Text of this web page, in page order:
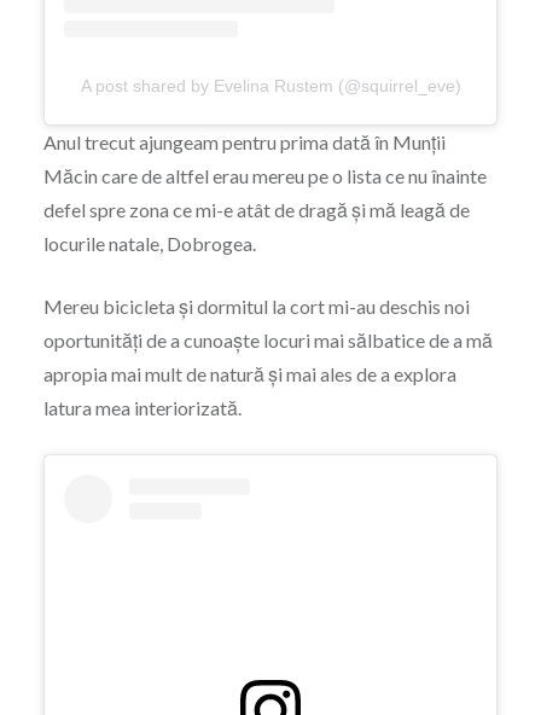
A post shared by Evelina Rustem (@squirrel_eve)
Anul trecut ajungeam pentru prima dată în Munții
Măcin care de altfel erau mereu pe o lista ce nu înainte
defel spre zona ce mi-e atât de dragă și mă leagă de
locurile natale, Dobrogea.
Mereu bicicleta și dormitul la cort mi-au deschis noi
oportunități de a cunoaște locuri mai sălbatice de a mă
apropia mai mult de natură și mai ales de a explora
latura mea interiorizată.